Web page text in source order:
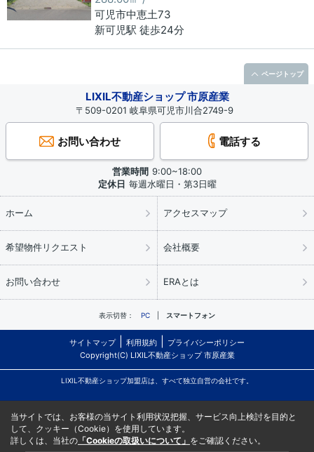
可児市中恵土73
新可児駅 徒歩24分
LIXIL不動産ショップ 市原産業
〒509-0201 岐阜県可児市川合2749-9
お問い合わせ 電話する
営業時間 9:00~18:00
定休日 毎週水曜日・第3日曜
ホーム アクセスマップ
希望物件リクエスト 会社概要
お問い合わせ ERAとは
表示切替： PC スマートフォン
サイトマップ 利用規約
プライバシーポリシー
Copyright(C) LIXIL不動産ショップ 市原産業
LIXIL不動産ショップ加盟店は、すべて独立自営の会社です。
ページトップ
当サイトでは、お客様の当サイト利用状況把握、サービス向上検討を目的と
して、クッキー（Cookie）を使用しています。
詳しくは、当社の 「Cookieの取扱いについて」 をご確認ください。